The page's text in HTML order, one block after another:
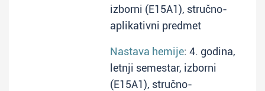
izborni (E15A1), stručno-
aplikativni predmet
Nastava hemije: 4. godina,
letnji semestar, izborni
(E15A1), stručno-